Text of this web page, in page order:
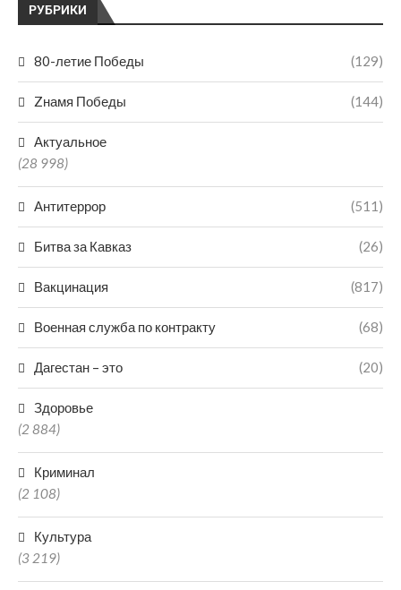
РУБРИКИ
80-летие Победы (129)
Zнамя Победы (144)
Актуальное
(28 998)
Антитеррор (511)
Битва за Кавказ (26)
Вакцинация (817)
Военная служба по контракту (68)
Дагестан – это (20)
Здоровье
(2 884)
Криминал
(2 108)
Культура
(3 219)